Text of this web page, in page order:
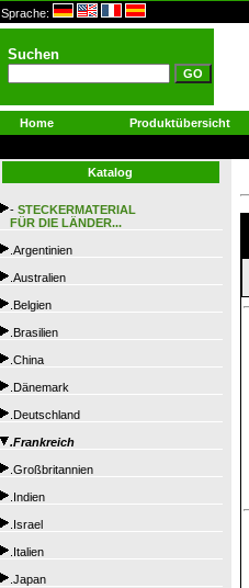
Sprache:
Suchen
Home Produktübersicht
Katalog
- STECKERMATERIAL
FÜR DIE LÄNDER...
.Argentinien
.Australien
.Belgien
.Brasilien
.China
.Dänemark
.Deutschland
.Frankreich
.Großbritannien
.Indien
.Israel
.Italien
.Japan